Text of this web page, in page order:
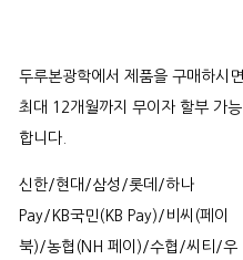
두루본광학에서 제품을 구매하시면
최대 12개월까지 무이자 할부 가능
합니다.
신한/현대/삼성/롯데/하나
Pay/KB국민(KB Pay)/비씨(페이
북)/농협(NH 페이)/수협/씨티/우